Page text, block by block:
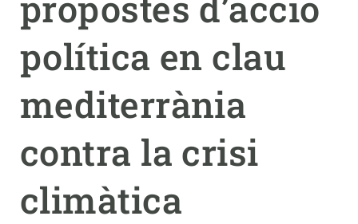
política en clau
mediterrània
contra la crisi
climàtica
NOTÍCIES I AGENDA